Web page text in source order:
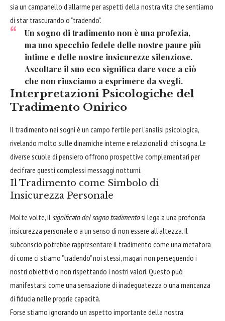
sia un campanello d'allarme per aspetti della nostra vita che sentiamo
di star trascurando o "tradendo".
Un sogno di tradimento non è una profezia,
ma uno specchio fedele delle nostre paure più
intime e delle nostre insicurezze silenziose.
Ascoltare il suo eco significa dare voce a ciò
che non riusciamo a esprimere da svegli.
Interpretazioni Psicologiche del
Tradimento Onirico
Il tradimento nei sogni è un campo fertile per l'analisi psicologica,
rivelando molto sulle dinamiche interne e relazionali di chi sogna. Le
diverse scuole di pensiero offrono prospettive complementari per
decifrare questi complessi messaggi notturni.
Il Tradimento come Simbolo di
Insicurezza Personale
Molte volte, il significato del sogno tradimentosi lega a una profonda
insicurezza personale o a un senso di non essere all'altezza. Il
subconscio potrebbe rappresentare il tradimento come una metafora
di come ci stiamo "tradendo" noi stessi, magari non perseguendo i
nostri obiettivi o non rispettando i nostri valori. Questo può
manifestarsi come una sensazione di inadeguatezza o una mancanza
di fiducia nelle proprie capacità.
Forse stiamo ignorando un aspetto importante della nostra